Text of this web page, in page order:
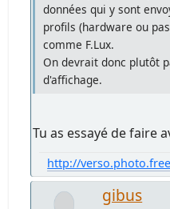
données qui y sont
profils (hardware ou
comme F.Lux.
On devrait donc plutôt
d'affichage.
Tu as essayé de faire
http://
gibus